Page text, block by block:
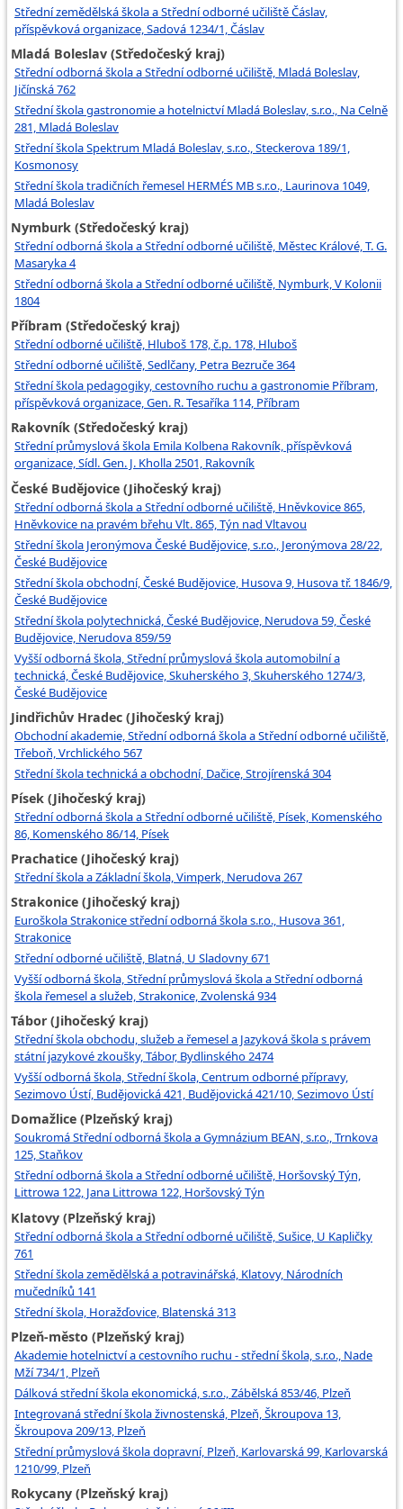
Střední zemědělská škola a Střední odborné učiliště Čáslav,
příspěvková organizace, Sadová 1234/1, Čáslav
Mladá Boleslav (Středočeský kraj)
Střední odborná škola a Střední odborné učiliště, Mladá Boleslav,
Jičínská 762
Střední škola gastronomie a hotelnictví Mladá Boleslav, s.r.o., Na Celně
281, Mladá Boleslav
Střední škola Spektrum Mladá Boleslav, s.r.o., Steckerova 189/1,
Kosmonosy
Střední škola tradičních řemesel HERMÉS MB s.r.o., Laurinova 1049,
Mladá Boleslav
Nymburk (Středočeský kraj)
Střední odborná škola a Střední odborné učiliště, Městec Králové, T. G.
Masaryka 4
Střední odborná škola a Střední odborné učiliště, Nymburk, V Kolonii
1804
Příbram (Středočeský kraj)
Střední odborné učiliště, Hluboš 178, č.p. 178, Hluboš
Střední odborné učiliště, Sedlčany, Petra Bezruče 364
Střední škola pedagogiky, cestovního ruchu a gastronomie Příbram,
příspěvková organizace, Gen. R. Tesaříka 114, Příbram
Rakovník (Středočeský kraj)
Střední průmyslová škola Emila Kolbena Rakovník, příspěvková
organizace, Sídl. Gen. J. Kholla 2501, Rakovník
České Budějovice (Jihočeský kraj)
Střední odborná škola a Střední odborné učiliště, Hněvkovice 865,
Hněvkovice na pravém břehu Vlt. 865, Týn nad Vltavou
Střední škola Jeronýmova České Budějovice, s.r.o., Jeronýmova 28/22,
České Budějovice
Střední škola obchodní, České Budějovice, Husova 9, Husova tř. 1846/9,
České Budějovice
Střední škola polytechnická, České Budějovice, Nerudova 59, České
Budějovice, Nerudova 859/59
Vyšší odborná škola, Střední průmyslová škola automobilní a
technická, České Budějovice, Skuherského 3, Skuherského 1274/3,
České Budějovice
Jindřichův Hradec (Jihočeský kraj)
Obchodní akademie, Střední odborná škola a Střední odborné učiliště,
Třeboň, Vrchlického 567
Střední škola technická a obchodní, Dačice, Strojírenská 304
Písek (Jihočeský kraj)
Střední odborná škola a Střední odborné učiliště, Písek, Komenského
86, Komenského 86/14, Písek
Prachatice (Jihočeský kraj)
Střední škola a Základní škola, Vimperk, Nerudova 267
Strakonice (Jihočeský kraj)
Euroškola Strakonice střední odborná škola s.r.o., Husova 361,
Strakonice
Střední odborné učiliště, Blatná, U Sladovny 671
Vyšší odborná škola, Střední průmyslová škola a Střední odborná
škola řemesel a služeb, Strakonice, Zvolenská 934
Tábor (Jihočeský kraj)
Střední škola obchodu, služeb a řemesel a Jazyková škola s právem
státní jazykové zkoušky, Tábor, Bydlinského 2474
Vyšší odborná škola, Střední škola, Centrum odborné přípravy,
Sezimovo Ústí, Budějovická 421, Budějovická 421/10, Sezimovo Ústí
Domažlice (Plzeňský kraj)
Soukromá Střední odborná škola a Gymnázium BEAN, s.r.o., Trnkova
125, Staňkov
Střední odborná škola a Střední odborné učiliště, Horšovský Týn,
Littrowa 122, Jana Littrowa 122, Horšovský Týn
Klatovy (Plzeňský kraj)
Střední odborná škola a Střední odborné učiliště, Sušice, U Kapličky
761
Střední škola zemědělská a potravinářská, Klatovy, Národních
mučedníků 141
Střední škola, Horažďovice, Blatenská 313
Plzeň-město (Plzeňský kraj)
Akademie hotelnictví a cestovního ruchu - střední škola, s.r.o., Nade
Mží 734/1, Plzeň
Dálková střední škola ekonomická, s.r.o., Zábělská 853/46, Plzeň
Integrovaná střední škola živnostenská, Plzeň, Škroupova 13,
Škroupova 209/13, Plzeň
Střední průmyslová škola dopravní, Plzeň, Karlovarská 99, Karlovarská
1210/99, Plzeň
Rokycany (Plzeňský kraj)